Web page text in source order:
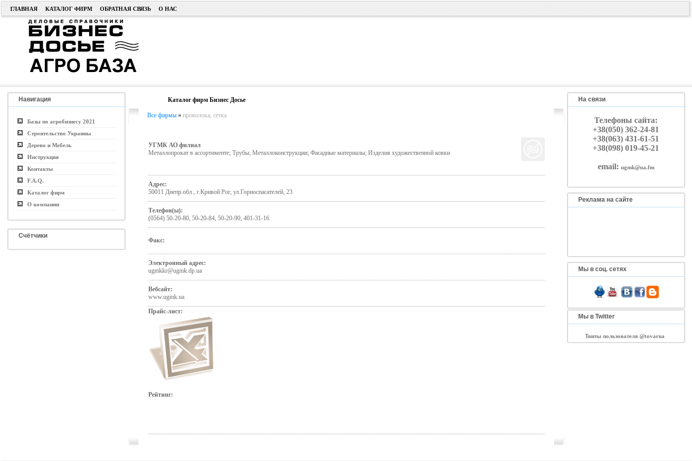
ГЛАВНАЯ КАТАЛОГ ФИРМ ОБРАТНАЯ СВЯЗЬ О НАС
Навигация
Базы по агробизнесу 2021
Строительство Украины
Дерево и Мебель
Инструкция
Контакты
F.A.Q.
Каталог фирм
О компании
Счётчики
Каталог фирм Бизнес Досье
Все фирмы» проволока, сетка
УГМК АО филиал
Металлопрокат в ассортименте; Трубы; Металлоконструкции; Фасадные материалы; Изделия художественной ковки
Адрес:
50011 Днепр.обл., г.Кривой Рог, ул.Горноспасателей, 23
Телефон(ы):
(0564) 50-20-80, 50-20-84, 50-20-90, 401-31-16
Факс:
Электронный адрес:
ugmkkr@ugmk.dp.ua
Вебсайт:
www.ugmk.ua
Прайс-лист:
Рейтинг:
На связи
Телефоны сайта:
+38(050) 362-24-81
+38(063) 431-61-51
+38(098) 019-45-21
email: ugmk@ua.fm
Реклама на сайте
Мы в соц. сетях
Мы в Twitter
Твиты пользователя @tovarua